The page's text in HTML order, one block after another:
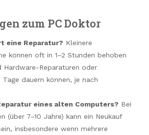
zum PC Doktor
eine Reparatur? Kleinere
können oft in 1–2 Stunden behoben
Hardware-Reparaturen oder
Tage dauern können, je nach
eines alten Computers? Bei
(über 7–10 Jahre) kann ein Neukauf
insbesondere wenn mehrere